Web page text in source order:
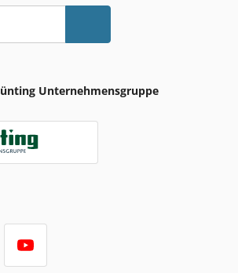
Unternehmensgruppe